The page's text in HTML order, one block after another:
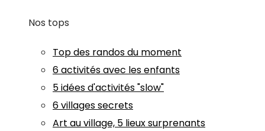
Nos tops
Top des randos du moment
6 activités avec les enfants
5 idées d'activités "slow"
6 villages secrets
Art au village, 5 lieux surprenants